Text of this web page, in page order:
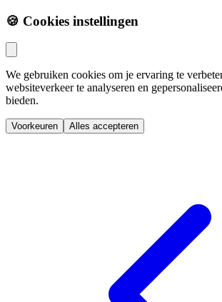
🍪 Cookies instellingen
We gebruiken cookies om je ervaring te
websiteverkeer te analyseren en
bieden.
Voorkeuren Alles accepteren